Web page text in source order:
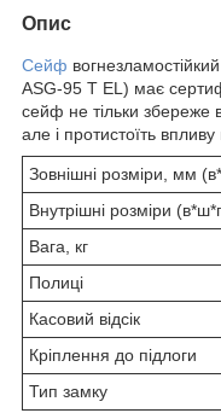
Опис
Сейф
ASG-95 Т EL) має
сейф не тільки збереже
але і протистоїть
Зовнішні розміри, мм
Внутрішні розміри
Вага, кг
Полиці
Касовий відсік
Кріплення до підлоги
Тип замку